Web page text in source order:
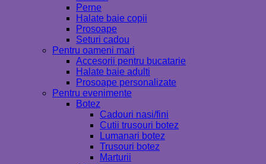
Perne
Halate baie copii
Prosoape
Seturi cadou
Pentru oameni mari
Accesorii pentru bucatarie
Halate baie adulti
Prosoape personalizate
Pentru evenimente
Botez
Cadouri nasi/fini
Cutii trusouri botez
Lumanari botez
Trusouri botez
Marturii